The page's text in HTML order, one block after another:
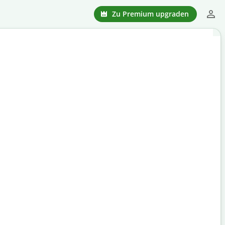
Zu Premium upgraden